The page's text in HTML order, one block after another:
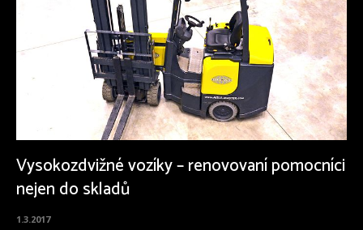
Vysokozdvižné vozíky – renovovaní pomocníci
nejen do skladů
1.3.2017